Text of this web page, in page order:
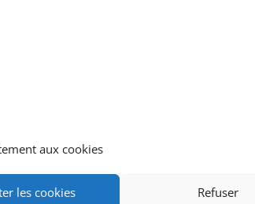
aux cookies
les cookies Refuser
pas agrément de l’Etat.